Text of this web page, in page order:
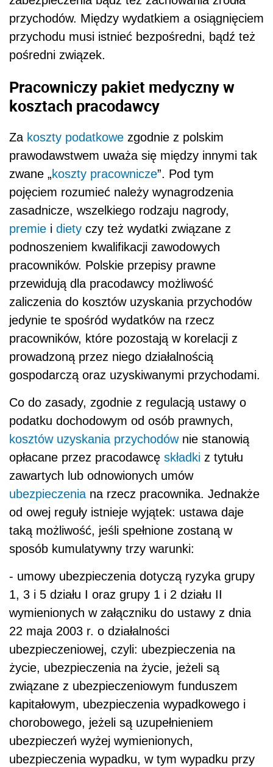
przychodów. Między wydatkiem a osiągnięciem
przychodu musi istnieć bezpośredni, bądź też
pośredni związek.
Pracowniczy pakiet medyczny w
kosztach pracodawcy
Za koszty podatkowe zgodnie z polskim
prawodawstwem uważa się między innymi tak
zwane „koszty pracownicze”. Pod tym
pojęciem rozumieć należy wynagrodzenia
zasadnicze, wszelkiego rodzaju nagrody,
premie i diety czy też wydatki związane z
podnoszeniem kwalifikacji zawodowych
pracowników. Polskie przepisy prawne
przewidują dla pracodawcy możliwość
zaliczenia do kosztów uzyskania przychodów
jedynie te spośród wydatków na rzecz
pracowników, które pozostają w korelacji z
prowadzoną przez niego działalnością
gospodarczą oraz uzyskiwanymi przychodami.
Co do zasady, zgodnie z regulacją ustawy o
podatku dochodowym od osób prawnych,
kosztów uzyskania przychodównie stanowią
opłacane przez pracodawcę składki z tytułu
zawartych lub odnowionych umów
ubezpieczenia na rzecz pracownika. Jednakże
od owej reguły istnieje wyjątek: ustawa daje
taką możliwość, jeśli spełnione zostaną w
sposób kumulatywny trzy warunki:
- umowy ubezpieczenia dotyczą ryzyka grupy
1, 3 i 5 działu I oraz grupy 1 i 2 działu II
wymienionych w załączniku do ustawy z dnia
22 maja 2003 r. o działalności
ubezpieczeniowej, czyli: ubezpieczenia na
życie, ubezpieczenia na życie, jeżeli są
związane z ubezpieczeniowym funduszem
kapitałowym, ubezpieczenia wypadkowego i
chorobowego, jeżeli są uzupełnieniem
ubezpieczeń wyżej wymienionych,
ubezpieczenia wypadku, w tym wypadku przy